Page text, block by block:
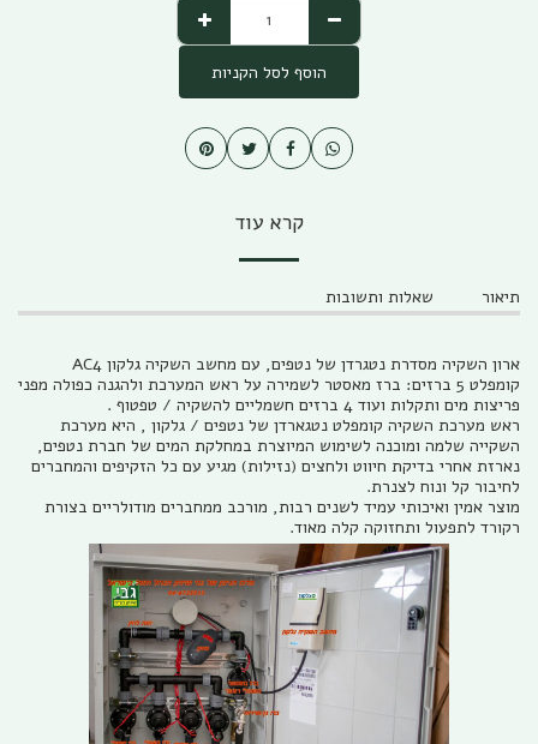
הוסף לסל הקניות
קרא עוד
תיאור שאלות ותשובות
ארון השקיה מסדרת נטגרדן של נטפים, עם מחשב השקיה גלקון AC4
קומפלט 5 ברזים: ברז מאסטר לשמירה על ראש המערכת ולהגנה כפולה מפני
פריצות מים ותקלות ועוד 4 ברזים חשמליים להשקיה / טפטוף .
ראש מערכת השקיה קומפלט נטגארדן של נטפים / גלקון , היא מערכת
השקייה שלמה ומוכנה לשימוש המיוצרת במחלקת המים של חברת נטפים,
נארזת אחרי בדיקת חיווט ולחצים (נזילות) מגיע עם כל הזקיפים והמחברים
לחיבור קל ונוח לצנרת.
מוצר אמין ואיכותי עמיד לשנים רבות, מורכב ממחברים מודולריים בצורת
רקורד לתפעול ותחזוקה קלה מאוד.